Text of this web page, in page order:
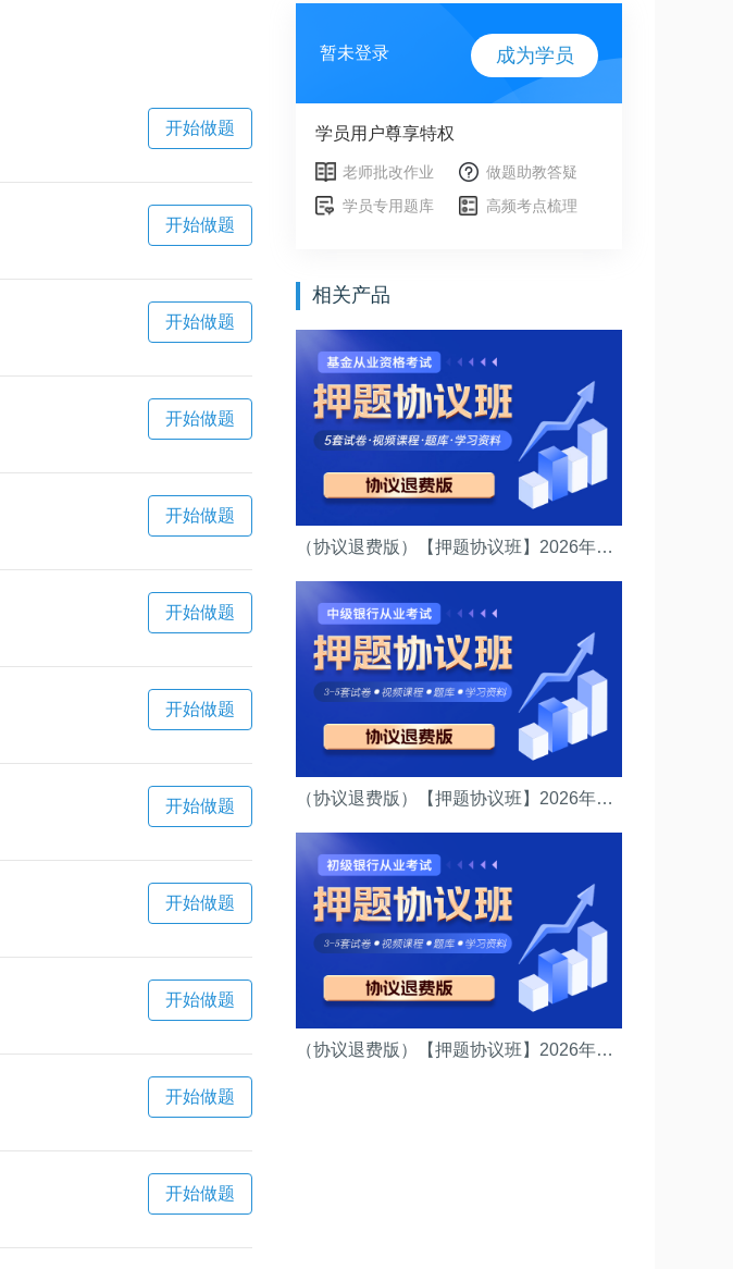
开始做题
开始做题
开始做题
开始做题
开始做题
开始做题
开始做题
开始做题
开始做题
开始做题
开始做题
开始做题
暂未登录 成为学员
学员用户尊享特权
老师批改作业
做题助教答疑
学员专用题库
高频考点梳理
相关产品
（协议退费版）【押题协议班】2026年基金从业资格考试(（法律法规）押题协议班)
（协议退费版）【押题协议班】2026年中级银行资格考试(（法律法规）押题协议班)
（协议退费版）【押题协议班】2026年初级银行资格考试(（法律法规）押题协议班)